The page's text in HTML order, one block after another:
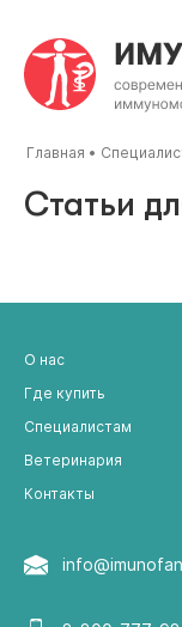
Главная •
Статьи
О нас
Где купить
Специалистам
Ветеринария
Контакты